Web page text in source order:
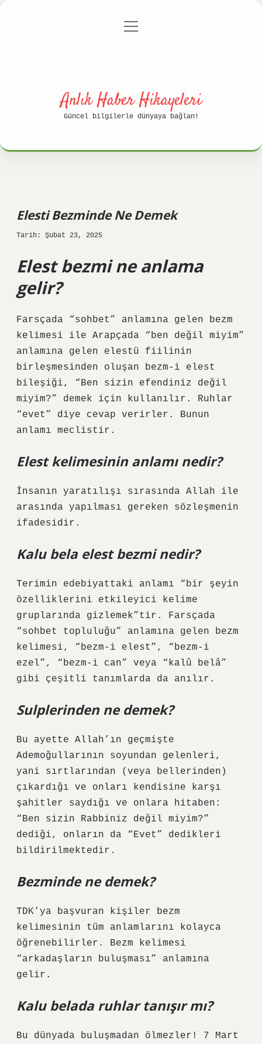
Gizlilik Politikası
menüyü
Anlık Haber Hikayeleri
Güncel bilgilerle dünyaya bağlan!
Elesti Bezminde Ne Demek
Tarih: Şubat 23, 2025
Elest bezmi ne anlama
gelir?
Farsçada “sohbet” anlamına gelen bezm
kelimesi ile Arapçada “ben değil miyim”
anlamına gelen elestü fiilinin
birleşmesinden oluşan bezm-i elest
bileşiği, “Ben sizin efendiniz değil
miyim?” demek için kullanılır. Ruhlar
“evet” diye cevap verirler. Bunun
anlamı meclistir.
Elest kelimesinin anlamı nedir?
İnsanın yaratılışı sırasında Allah ile
arasında yapılması gereken sözleşmenin
ifadesidir.
Kalu bela elest bezmi nedir?
Terimin edebiyattaki anlamı “bir şeyin
özelliklerini etkileyici kelime
gruplarında gizlemek”tir. Farsçada
“sohbet topluluğu” anlamına gelen bezm
kelimesi, “bezm-i elest”, “bezm-i
ezel”, “bezm-i can” veya “kalû belâ”
gibi çeşitli tanımlarda da anılır.
Sulplerinden ne demek?
Bu ayette Allah’ın geçmişte
Ademoğullarının soyundan gelenleri,
yani sırtlarından (veya bellerinden)
çıkardığı ve onları kendisine karşı
şahitler saydığı ve onlara hitaben:
“Ben sizin Rabbiniz değil miyim?”
dediği, onların da “Evet” dedikleri
bildirilmektedir.
Bezminde ne demek?
TDK’ya başvuran kişiler bezm
kelimesinin tüm anlamlarını kolayca
öğrenebilirler. Bezm kelimesi
“arkadaşların buluşması” anlamına
gelir.
Kalu belada ruhlar tanışır mı?
Bu dünyada buluşmadan ölmezler! 7 Mart